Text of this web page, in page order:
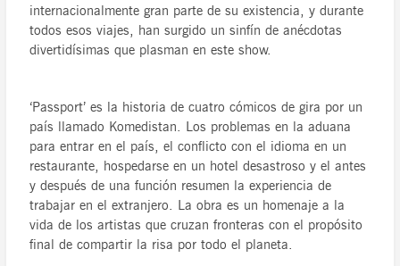
internacionalmente gran parte de su existencia, y durante
todos esos viajes, han surgido un sinfín de anécdotas
divertidísimas que plasman en este show.
‘Passport’ es la historia de cuatro cómicos de gira por un
país llamado Komedistan. Los problemas en la aduana
para entrar en el país, el conflicto con el idioma en un
restaurante, hospedarse en un hotel desastroso y el antes
y después de una función resumen la experiencia de
trabajar en el extranjero. La obra es un homenaje a la
vida de los artistas que cruzan fronteras con el propósito
final de compartir la risa por todo el planeta.